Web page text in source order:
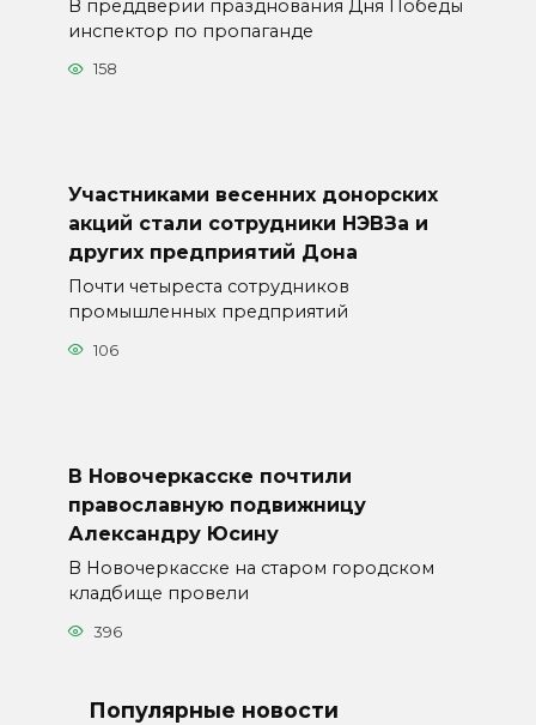
В преддверии празднования Дня Победы
инспектор по пропаганде
158
Участниками весенних донорских
акций стали сотрудники НЭВЗа и
других предприятий Дона
Почти четыреста сотрудников
промышленных предприятий
106
В Новочеркасске почтили
православную подвижницу
Александру Юсину
В Новочеркасске на старом городском
кладбище провели
396
Популярные новости